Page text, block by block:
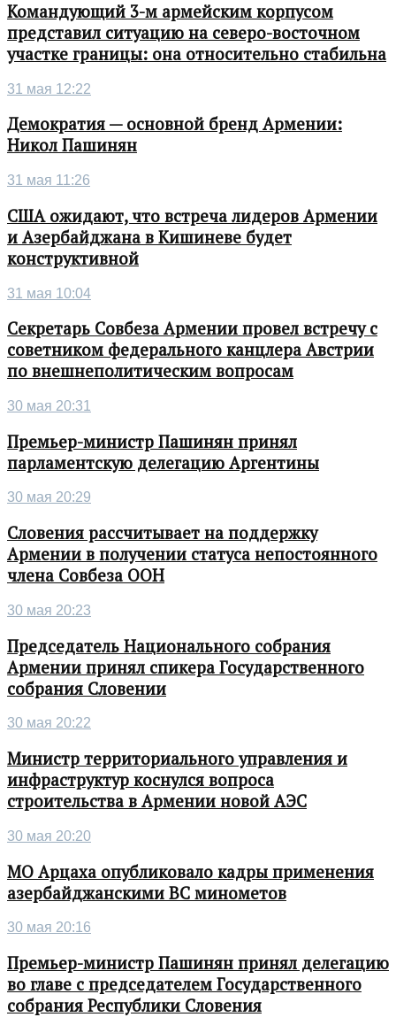
Командующий 3-м армейским корпусом
представил ситуацию на северо-восточном
участке границы: она относительно стабильна
31 мая 12:22
Демократия — основной бренд Армении:
Никол Пашинян
31 мая 11:26
США ожидают, что встреча лидеров Армении
и Азербайджана в Кишиневе будет
конструктивной
31 мая 10:04
Секретарь Совбеза Армении провел встречу с
советником федерального канцлера Австрии
по внешнеполитическим вопросам
30 мая 20:31
Премьер-министр Пашинян принял
парламентскую делегацию Аргентины
30 мая 20:29
Словения рассчитывает на поддержку
Армении в получении статуса непостоянного
члена Совбеза ООН
30 мая 20:23
Председатель Национального собрания
Армении принял спикера Государственного
собрания Словении
30 мая 20:22
Министр территориального управления и
инфраструктур коснулся вопроса
строительства в Армении новой АЭС
30 мая 20:20
МО Арцаха опубликовало кадры применения
азербайджанскими ВС минометов
30 мая 20:16
Премьер-министр Пашинян принял делегацию
во главе с председателем Государственного
собрания Республики Словения